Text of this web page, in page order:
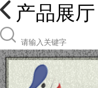
产品展厅